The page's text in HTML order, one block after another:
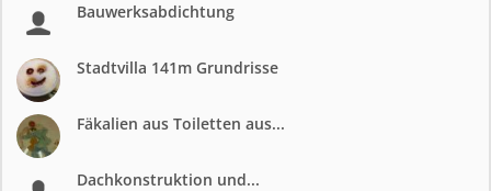
Bauwerksabdichtung
Stadtvilla 141m Grundrisse
Fäkalien aus Toiletten aus...
Dachkonstruktion und...